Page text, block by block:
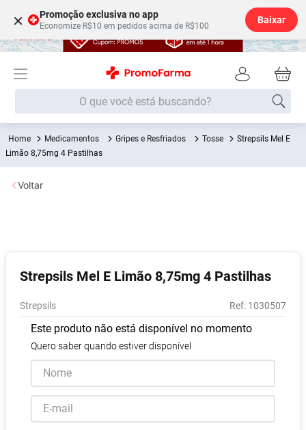
× Promoção exclusiva no app
Economize R$10 em pedidos acima de R$100
Baixar
O que você está buscando?
Medicamentos Gripes e Resfriados Tosse
Strepsils Mel E
Limão 8,75mg 4 Pastilhas
Strepsils Mel E Limão 8,75mg 4 Pastilhas
Strepsils : 1030507
Este produto não está disponível no momento
Quero saber quando estiver disponível
Voltar
Termos mais buscados
1º Fralda
2
6 º Shampoo
7º
8 Pampers Confort Sec
9º Vitamina D
10 º